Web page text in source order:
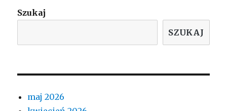
Szukaj
SZUKAJ
maj 2026